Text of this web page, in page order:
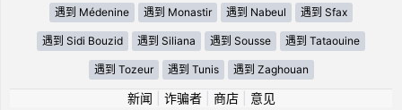
遇到 Médenine 遇到 Monastir 遇到 Nabeul 遇到 Sfax
遇到 Sidi Bouzid 遇到 Siliana 遇到 Sousse 遇到 Tataouine
遇到 Tozeur 遇到 Tunis 遇到 Zaghouan
新闻 诈骗者| 商店| 意见